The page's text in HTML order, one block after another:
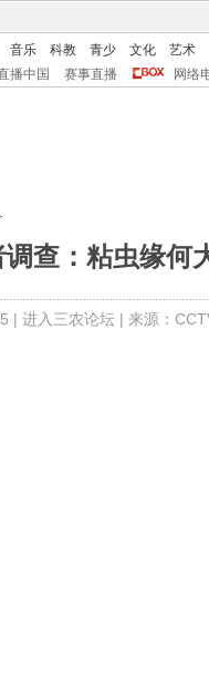
音乐 科教 青少 文化
艺术
播中国 赛事直播 网络
查：粘虫缘何
| 进入三农论坛| 来源：